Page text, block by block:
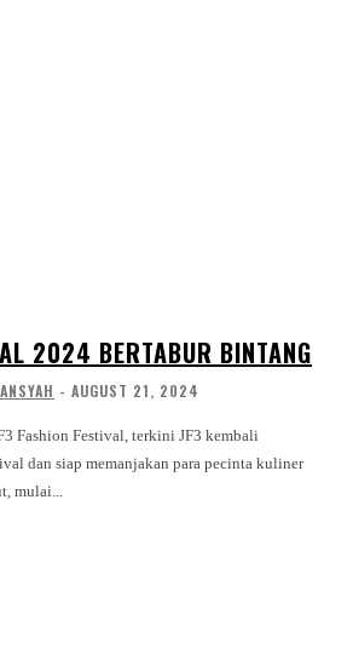
2024 BERTABUR BINTANG
- AUGUST 21, 2024
dan siap memanjakan para pecinta kuliner
mulai...